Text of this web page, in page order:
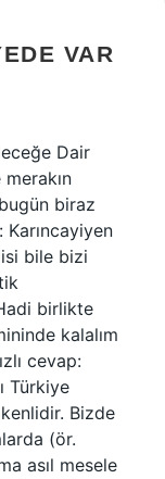
VAR
Dair
biraz
Karıncayiyen
bile bizi
birlikte
kalalım
cevap:
Türkiye
Bizde
(ör.
asıl mesele